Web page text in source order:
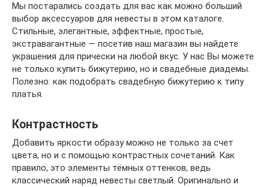
Мы постарались создать для вас как можно больший
выбор аксессуаров для невесты в этом каталоге.
Стильные, элегантные, эффектные, простые,
экстравагантные — посетив наш магазин вы найдете
украшения для прически на любой вкус. У нас Вы можете
не только купить бижутерию, но и свадебные диадемы.
Полезно: как подобрать свадебную бижутерию к типу
платья.
Контрастность
Добавить яркости образу можно не только за счет
цвета, но и с помощью контрастных сочетаний. Как
правило, это элементы тёмных оттенков, ведь
классический наряд невесты светлый. Оригинально и